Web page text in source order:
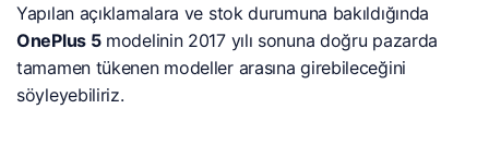
Yapılan açıklamalara ve stok durumuna bakıldığında
OnePlus 5modelinin 2017 yılı sonuna doğru pazarda
tamamen tükenen modeller arasına girebileceğini
söyleyebiliriz.